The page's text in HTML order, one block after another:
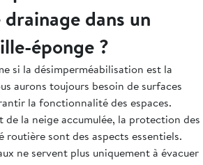
dans un
éponge ?
si la désimperméabilisation est la
aurons toujours besoin de surfaces
la fonctionnalité des espaces.
de la neige accumulée, la protection des
routière sont des aspects essentiels.
ne servent plus uniquement à évacuer